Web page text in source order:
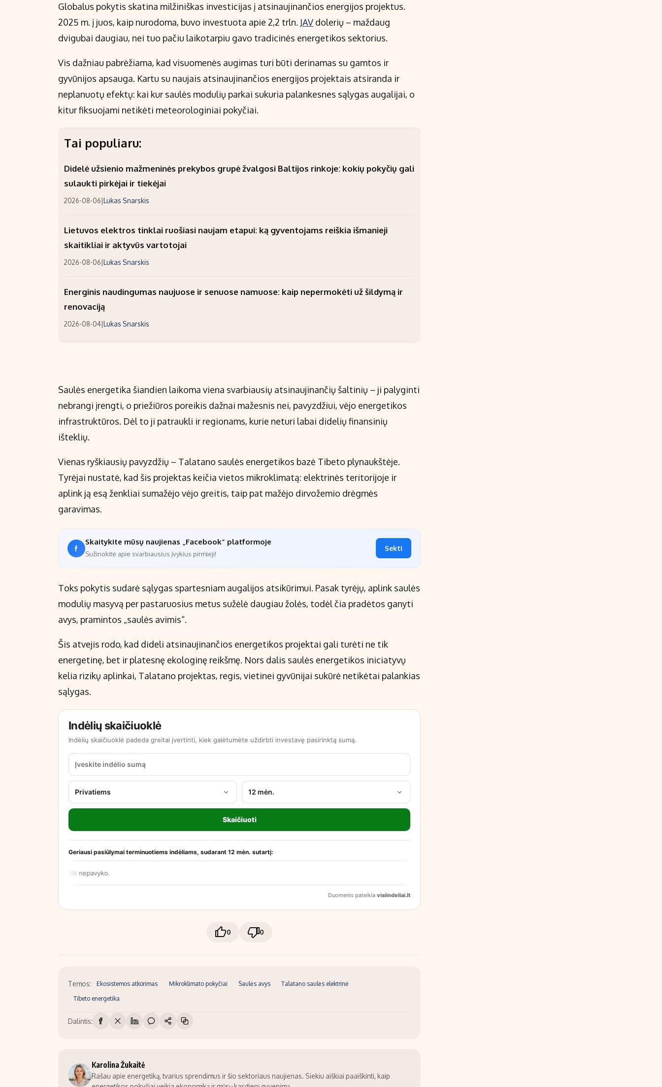
Globalus pokytis skatina milžiniškas investicijas į atsinaujinančios energijos projektus.
2025 m. į juos, kaip nurodoma, buvo investuota apie 2,2 trln. JAV dolerių – maždaug
dvigubai daugiau, nei tuo pačiu laikotarpiu gavo tradicinės energetikos sektorius.
Vis dažniau pabrėžiama, kad visuomenės augimas turi būti derinamas su gamtos ir
gyvūnijos apsauga. Kartu su naujais atsinaujinančios energijos projektais atsiranda ir
neplanuotų efektų: kai kur saulės modulių parkai sukuria palankesnes sąlygas augalijai, o
kitur fiksuojami netikėti meteorologiniai pokyčiai.
Tai populiaru:
Didelė užsienio mažmeninės prekybos grupė žvalgosi Baltijos rinkoje: kokių pokyčių gali
sulaukti pirkėjai ir tiekėjai
2026-08-06|Lukas Snarskis
Lietuvos elektros tinklai ruošiasi naujam etapui: ką gyventojams reiškia išmanieji
skaitikliai ir aktyvūs vartotojai
2026-08-06|Lukas Snarskis
Energinis naudingumas naujuose ir senuose namuose: kaip nepermokėti už šildymą ir
renovaciją
2026-08-04|Lukas Snarskis
Saulės energetika šiandien laikoma viena svarbiausių atsinaujinančių šaltinių – ji palyginti
nebrangi įrengti, o priežiūros poreikis dažnai mažesnis nei, pavyzdžiui, vėjo energetikos
infrastruktūros. Dėl to ji patraukli ir regionams, kurie neturi labai didelių finansinių
išteklių.
Vienas ryškiausių pavyzdžių – Talatano saulės energetikos bazė Tibeto plynaukštėje.
Tyrėjai nustatė, kad šis projektas keičia vietos mikroklimatą: elektrinės teritorijoje ir
aplink ją esą ženkliai sumažėjo vėjo greitis, taip pat mažėjo dirvožemio drėgmės
garavimas.
Skaitykite mūsų naujienas „Facebook“ platformoje
Sužinokite apie svarbiausius įvykius pirmieji!
Sekti
Toks pokytis sudarė sąlygas spartesniam augalijos atsikūrimui. Pasak tyrėjų, aplink saulės
modulių masyvą per pastaruosius metus sužėlė daugiau žolės, todėl čia pradėtos ganyti
avys, pramintos „saulės avimis“.
Šis atvejis rodo, kad dideli atsinaujinančios energetikos projektai gali turėti ne tik
energetinę, bet ir platesnę ekologinę reikšmę. Nors dalis saulės energetikos iniciatyvų
kelia rizikų aplinkai, Talatano projektas, regis, vietinei gyvūnijai sukūrė netikėtai palankias
sąlygas.
0 0
Temos: Ekosistemos atkūrimas Mikroklimato pokyčiai Saulės avys Talatano saulės elektrinė
Tibeto energetika
Dalintis:
Karolina Žukaitė
Rašau apie energetiką, tvarius sprendimus ir šio sektoriaus naujienas. Siekiu aiškiai paaiškinti, kaip